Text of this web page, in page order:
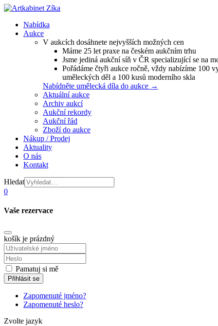
Nabídka
Aukce
V aukcích dosáhnete nejvyšších možných cen
Máme 25 let praxe na českém aukčním trhu
Jsme jediná aukční síň v ČR specializující se na
Pořádáme čtyři aukce ročně, vždy nabízíme 100
uměleckých děl a 100 kusů moderního skla
Nabídněte umělecká díla do aukce →
Aktuální aukce
Archiv aukcí
Aukční rekordy
Aukční řád
Zboží do aukce
Nákup / Prodej
Aktuality
O nás
Kontakt
Hledat
0
Vaše rezervace
košík je prázdný
Pamatuj si mě
Přihlásit se
Zapomenuté jméno?
Zapomenuté heslo?
Zvolte jazyk